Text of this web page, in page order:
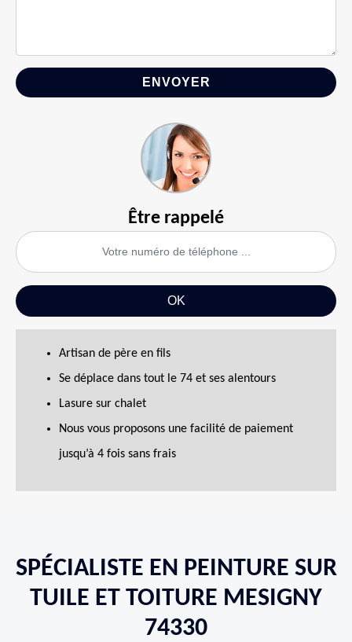
Être rappelé
Artisan de père en fils
Se déplace dans tout le 74 et ses alentours
Lasure sur chalet
Nous vous proposons une facilité de paiement
jusqu’à 4 fois sans frais
SPÉCIALISTE EN PEINTURE SUR
TUILE ET TOITURE MESIGNY
74330